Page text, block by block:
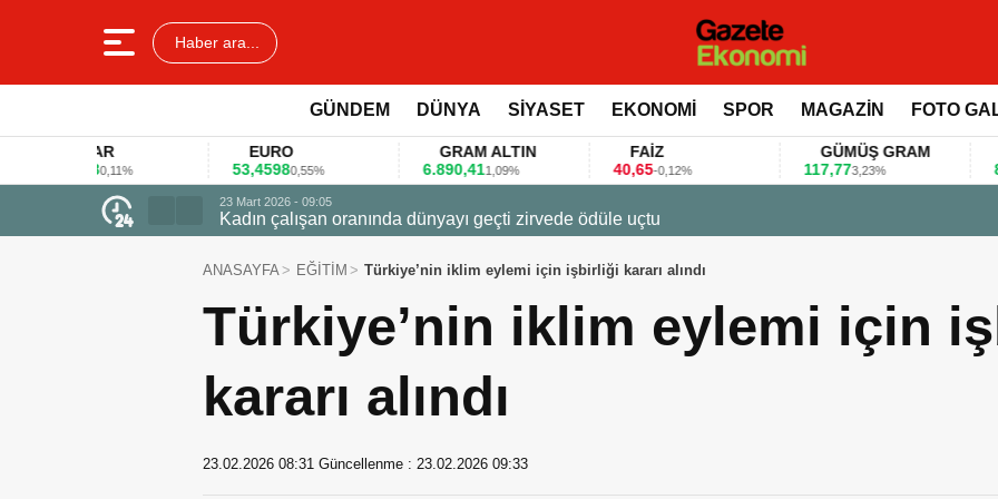
Haber ara...
GÜNDEM DÜNYA SİYASET EKONOMİ SPOR MAGAZİN FOTO
0,55%
GRAM ALTIN
1,09%
GÜMÜŞ GRAM
3,23%
BITCOIN
23 Mart 2026 - 07:12
Firmalar gıda fuarlarını bu anket ile değerlendirdi
ANASAYFA EĞİTİM Türkiye’nin iklim eylemi için işbirliği kararı alındı
Türkiye’nin iklim eylemi için
kararı alındı
23.02.2026 08:31 Güncellenme : 23.02.2026 09:33